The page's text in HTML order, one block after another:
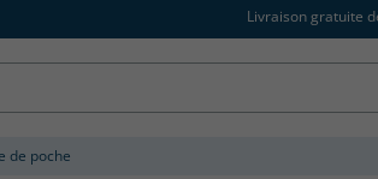
Livraison gratuite
de poche